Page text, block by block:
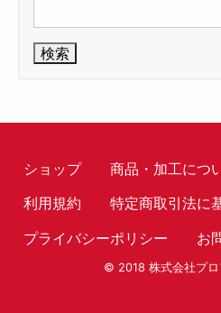
索:
ショップ 商品・加工につ
利用規約
特定商取引法に
プライバシーポリシー
お
© 2018 株式会社プ